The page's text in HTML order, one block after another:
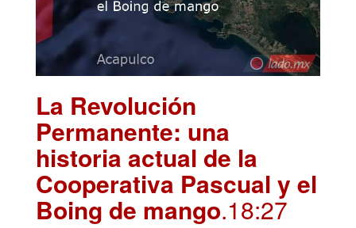
La Revolución
Permanente: una
historia actual de la
Cooperativa Pascual y el
Boing de mango.18:27